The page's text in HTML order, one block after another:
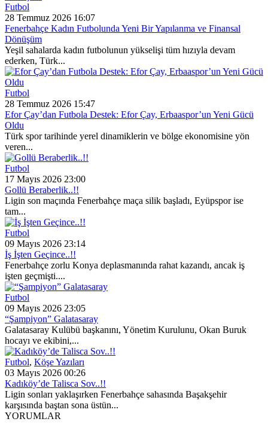
Futbol
28 Temmuz 2026 16:07
Fenerbahçe Kadın Futbolunda Yeni Bir Yapılanma ve Finansal
Dönüşüm
Yeşil sahalarda kadın futbolunun yükselişi tüm hızıyla devam
ederken, Türk...
Futbol
28 Temmuz 2026 15:47
Efor Çay’dan Futbola Destek: Efor Çay, Erbaaspor’un Yeni Gücü
Oldu
Türk spor tarihinde yerel dinamiklerin ve bölge ekonomisine yön
veren...
Futbol
17 Mayıs 2026 23:00
Gollü Beraberlik..!!
Ligin son maçında Fenerbahçe maça silik başladı, Eyüpspor ise
tam...
Futbol
09 Mayıs 2026 23:14
İş İşten Geçince..!!
Fenerbahçe zorlu Konya deplasmanında rahat kazandı, ancak iş
işten geçmişti....
Futbol
09 Mayıs 2026 23:05
“Şampiyon” Galatasaray
Galatasaray Kulübü başkanını, Yönetim Kurulunu, Okan Buruk
hocayı ve ekibini,...
Futbol, Köşe Yazıları
03 Mayıs 2026 00:26
Kadıköy’de Talisca Sov..!!
Ligin sonları yaklaşırken Fenerbahçe sahasında Başakşehir
karşısında baştan sona üstün...
YORUMLAR